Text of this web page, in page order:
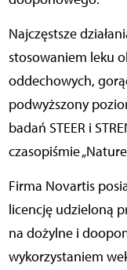
Najczęstsze
stosowaniem leku
oddechowych,
podwyższony
badań STEER i
czasopiśmie
Firma Novartis
licencję udzieloną
na dożylne i
wykorzystaniem